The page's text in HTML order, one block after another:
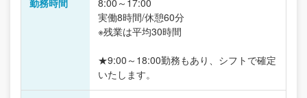
勤務時間
8:00～17:00
実働8時間/休憩60分
※残業は平均30時間
★9:00～18:00勤務もあり、シフトで確定
いたします。